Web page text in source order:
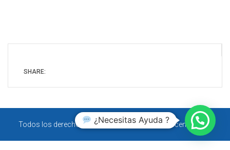
SHARE:
Todos los derechos reservados © 2026 Odontocenter Plus.
¿Necesitas Ayuda ?